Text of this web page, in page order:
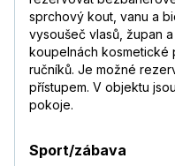
sprchový kout, vanu a
vysoušeč vlasů, župan
koupelnách kosmetické
ručníků. Je možné
přístupem. V objektu
pokoje.
Sport/zábava